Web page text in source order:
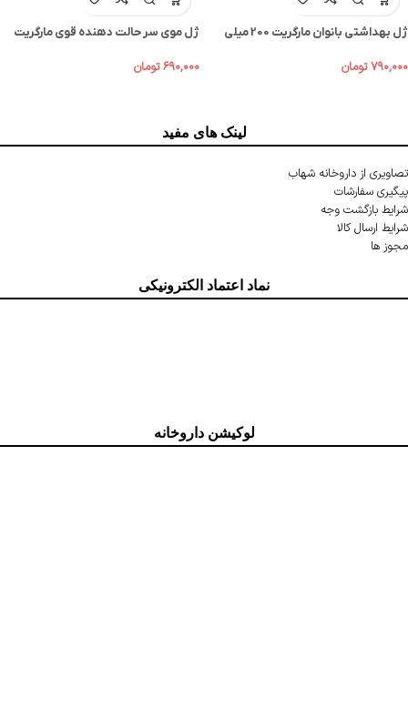
ژل بهداشتی بانوان مارگریت 200 میلی
۷۹۰,۰۰۰ تومان
ژل موی سر حالت دهنده قوی مارگریت
۶۹۰,۰۰۰ تومان
لینک های مفید
تصاویری از داروخانه شهاب
پیگیری سفارشات
شرایط بازگشت وجه
شرایط ارسال کالا
مجوز ها
نماد اعتماد الکترونیکی
لوکیشن داروخانه